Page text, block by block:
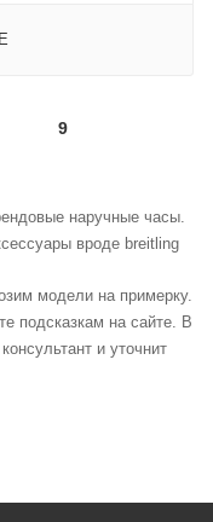
9
наручные часы.
вроде breitling
модели на примерку.
подсказкам на сайте. В
и уточнит